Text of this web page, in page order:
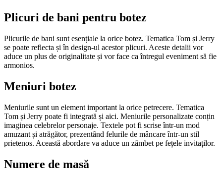
Plicuri de bani pentru botez
Plicurile de bani sunt esențiale la orice botez. Tematica Tom și Jerry
se poate reflecta și în design-ul acestor plicuri. Aceste detalii vor
aduce un plus de originalitate și vor face ca întregul eveniment să fie
armonios.
Meniuri botez
Meniurile sunt un element important la orice petrecere. Tematica
Tom și Jerry poate fi integrată și aici. Meniurile personalizate conțin
imaginea celebrelor personaje. Textele pot fi scrise într-un mod
amuzant și atrăgător, prezentând felurile de mâncare într-un stil
prietenos. Această abordare va aduce un zâmbet pe fețele invitaților.
Numere de masă